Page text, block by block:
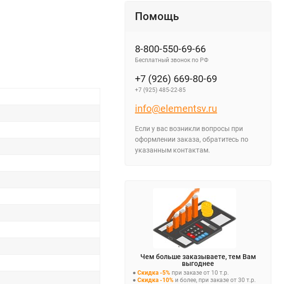
Помощь
8-800-550-69-66
Бесплатный звонок по РФ
+7 (926) 669-80-69
+7 (925) 485-22-85
info@elementsv.ru
Если у вас возникли вопросы при
оформлении заказа, обратитесь по
указанным контактам.
Чем больше заказываете, тем Вам
выгоднее
● Скидка -5% при заказе от 10 т.р.
● Скидка -10% и более, при заказе от 30 т.р.